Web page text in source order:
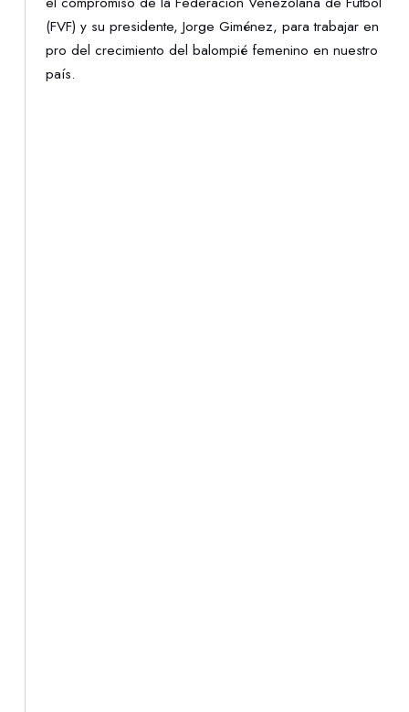
(FVF) y su presidente, Jorge Giménez, para trabajar en
pro del crecimiento del balompié femenino en nuestro
país.